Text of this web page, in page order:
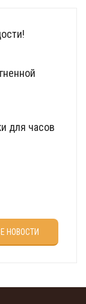
для часов
НОВОСТИ